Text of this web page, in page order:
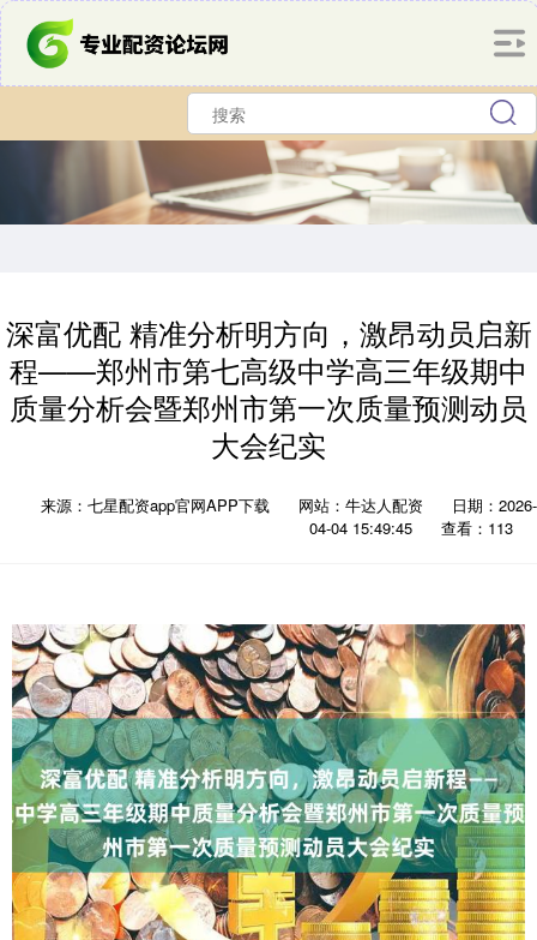
深富优配 精准分析明方向，激昂动员启新
程——郑州市第七高级中学高三年级期中
质量分析会暨郑州市第一次质量预测动员
大会纪实
来源：七星配资app官网APP下载 网站：牛达人配资
日期：2026-
04-04 15:49:45
查看：113